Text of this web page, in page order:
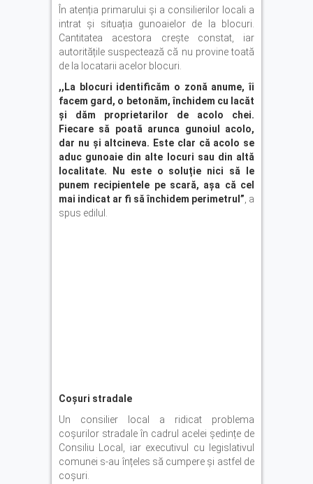
În atenția primarului și a consilierilor locali a
intrat și situația gunoaielor de la blocuri.
Cantitatea acestora crește constat, iar
autoritățile suspectează că nu provine toată
de la locatarii acelor blocuri.
,,La blocuri identificăm o zonă anume, îi
facem gard, o betonăm, închidem cu lacăt
și dăm proprietarilor de acolo chei.
Fiecare să poată arunca gunoiul acolo,
dar nu și altcineva. Este clar că acolo se
aduc gunoaie din alte locuri sau din altă
localitate. Nu este o soluție nici să le
punem recipientele pe scară, așa că cel
mai indicat ar fi să închidem perimetrul”, a
spus edilul.
Coșuri stradale
Un consilier local a ridicat problema
coșurilor stradale în cadrul acelei ședințe de
Consiliu Local, iar executivul cu legislativul
comunei s-au înțeles să cumpere și astfel de
coșuri.